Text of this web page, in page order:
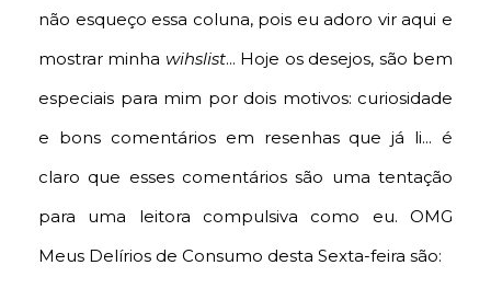
não esqueço essa coluna, pois eu adoro vir aqui e
mostrar minha wihslist... Hoje os desejos, são bem
especiais para mim por dois motivos: curiosidade
e bons comentários em resenhas que já li... é
claro que esses comentários são uma tentação
para uma leitora compulsiva como eu. OMG
Meus Delírios de Consumo desta Sexta-feira são: